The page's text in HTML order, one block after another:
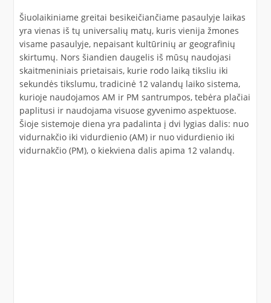
Šiuolaikiniame greitai besikeičiančiame pasaulyje laikas
yra vienas iš tų universalių matų, kuris vienija žmones
visame pasaulyje, nepaisant kultūrinių ar geografinių
skirtumų. Nors šiandien daugelis iš mūsų naudojasi
skaitmeniniais prietaisais, kurie rodo laiką tiksliu iki
sekundės tikslumu, tradicinė 12 valandų laiko sistema,
kurioje naudojamos AM ir PM santrumpos, tebėra plačiai
paplitusi ir naudojama visuose gyvenimo aspektuose.
Šioje sistemoje diena yra padalinta į dvi lygias dalis: nuo
vidurnakčio iki vidurdienio (AM) ir nuo vidurdienio iki
vidurnakčio (PM), o kiekviena dalis apima 12 valandų.